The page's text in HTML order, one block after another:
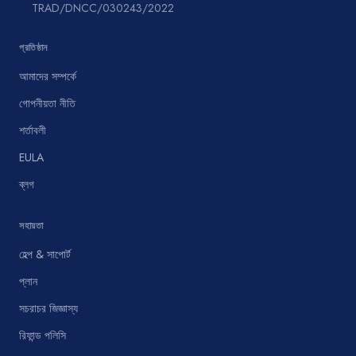
TRAD/DNCC/030243/2022
প্রতিষ্ঠান
আমাদের সম্পর্কে
গোপনীয়তা নীতি
শর্তাবলী
EULA
ব্লগ
সহায়তা
হেল্প & সাপোর্ট
প্লান
সচরাচর জিজ্ঞাস্য
রিফান্ড পলিসি